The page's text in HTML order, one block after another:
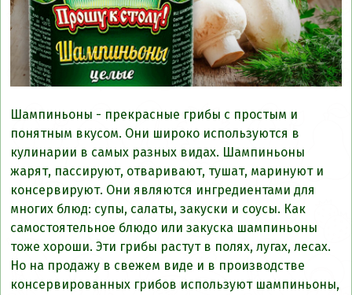
Шампиньоны - прекрасные грибы с простым и
понятным вкусом. Они широко используются в
кулинарии в самых разных видах. Шампиньоны
жарят, пассируют, отваривают, тушат, маринуют и
консервируют. Они являются ингредиентами для
многих блюд: супы, салаты, закуски и соусы. Как
самостоятельное блюдо или закуска шампиньоны
тоже хороши. Эти грибы растут в полях, лугах, лесах.
Но на продажу в свежем виде и в производстве
консервированных грибов используют шампиньоны,